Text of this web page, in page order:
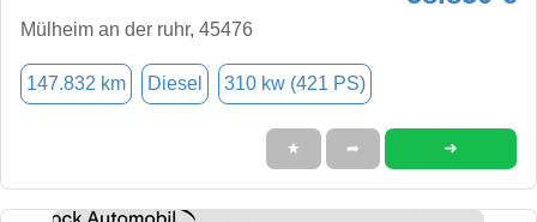
Mülheim an der ruhr, 45476
147.832 km Diesel 310 kw (421 PS)
★ ➦ ➜